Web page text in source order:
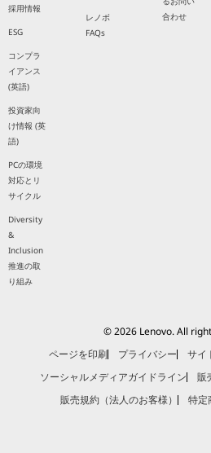
採用情報
ESG
コンプラ
イアンス
(英語)
投資家向
け情報 (英
語)
PCの環境
対応とリ
サイクル
Diversity
&
Inclusion
推進の取
り組み
レノボ
FAQs
合わせ
© 2026 Lenovo. All
ページを印刷
プライバシー サイ
ソーシャルメディアガイドライン
販
販売規約（法人のお客様）
特定